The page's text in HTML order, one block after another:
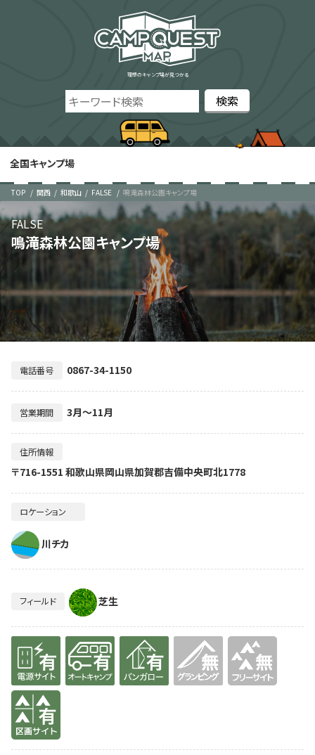
理想のキャンプ場が見つかる
全国キャンプ場
TOP 関西 和歌山 FALSE 鳴滝森林公園キャンプ場
鳴滝森林公園キャンプ場
FALSE
電話番号 0867-34-1150
営業期間 3月～11月
住所情報
〒716-1551 和歌山県岡山県加賀郡吉備中央町北1778
ロケーション
川チカ
フィールド 芝生
有り 有り 有り
有り